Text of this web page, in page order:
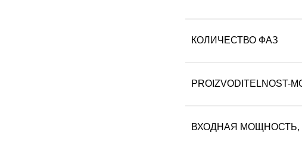
КОЛИЧЕСТВО ФАЗ
PROIZVODITELNOST-
ВХОДНАЯ МОЩНОСТЬ,